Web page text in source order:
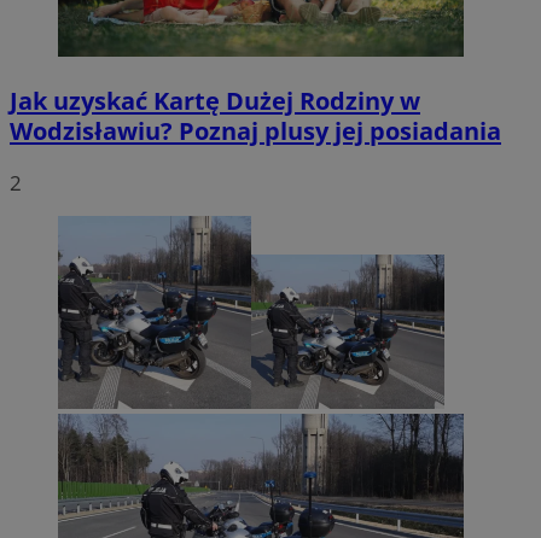
Jak uzyskać Kartę Dużej Rodziny w
Wodzisławiu? Poznaj plusy jej posiadania
2